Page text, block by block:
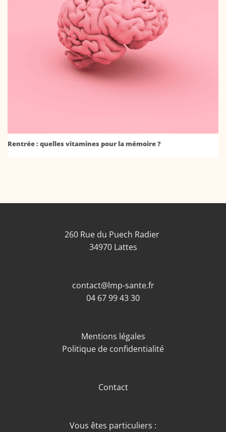
Rentrée : quelles vitamines pour la mémoire ?
260 Rue du Puech Radier
34970 Lattes
contact@lmp-sante.fr
04 67 99 43 30
Mentions légales
Politique de confidentialité
Contact
Vous êtes particuliers :